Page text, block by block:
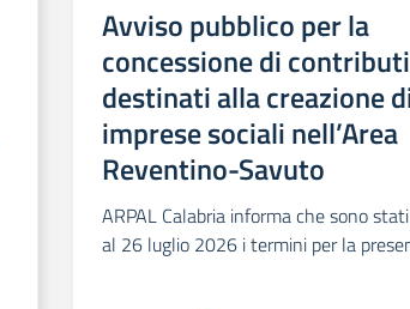
Avviso pubblico per la
concessione di contributi
destinati alla creazione
imprese sociali nell’Area
Reventino-Savuto
ARPAL Calabria informa che sono
al 26 luglio 2026 i termini per la